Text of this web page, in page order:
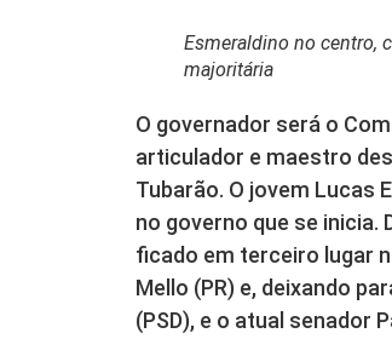
Esmeraldino no centro,
majoritária
O governador será o
articulador e maestro
Tubarão. O jovem Lucas
no governo que se
ficado em terceiro lugar
Mello (PR) e, deixando
(PSD), e o atual senador